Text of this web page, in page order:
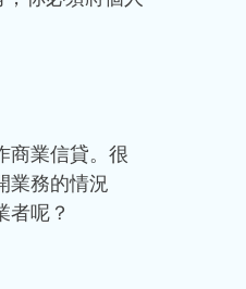
商業信貸。很
業務的情況
者呢？